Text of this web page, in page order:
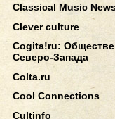
Classical Music
Clever culture
Cogita!ru:
Северо-Запада
Colta.ru
Cool Connections
Cultinfo